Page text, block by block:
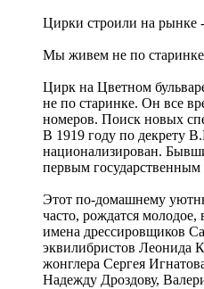
Цирки строили на рынке
Мы живем не по
Цирк на Цветном
не по старинке. Он все
номеров. Поиск новых
В 1919 году по декрету
национализирован.
первым
Этот по-домашнему
часто, рождатся
имена дрессировщиков
эквилибристов Леонида
жонглера Сергея
Надежду Дроздову,